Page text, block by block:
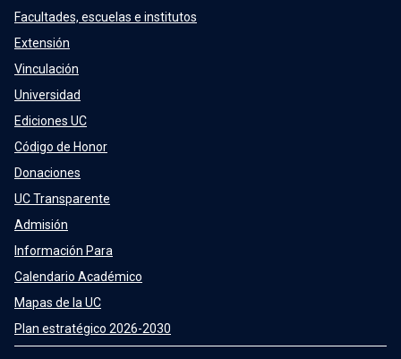
Facultades, escuelas e institutos
Extensión
Vinculación
Universidad
Ediciones UC
Código de Honor
Donaciones
UC Transparente
Admisión
Información Para
Calendario Académico
Mapas de la UC
Plan estratégico 2026-2030